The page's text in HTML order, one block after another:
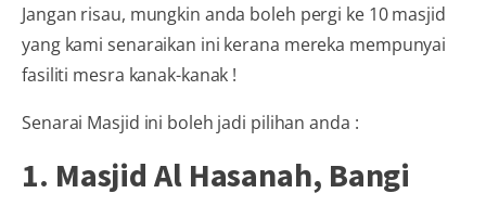
Jangan risau, mungkin anda boleh pergi ke 10 masjid
yang kami senaraikan ini kerana mereka mempunyai
fasiliti mesra kanak-kanak !
Senarai Masjid ini boleh jadi pilihan anda :
1. Masjid Al Hasanah, Bangi